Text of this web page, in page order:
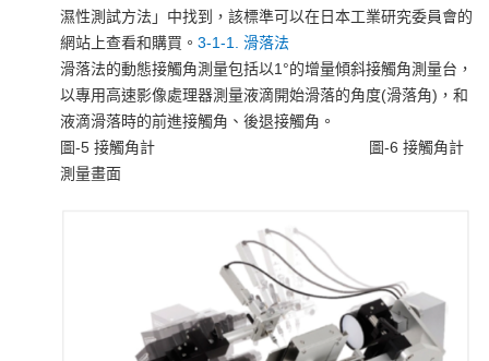
濕性測試方法」中找到，該標準可以在日本工業研究委員會的
網站上查看和購買。 3-1-1. 滑落法
滑落法的動態接觸角測量包括以1°的增量傾斜接觸角測量台，
以專用高速影像處理器測量液滴開始滑落的角度(滑落角)，和
液滴滑落時的前進接觸角、後退接觸角。
圖-5 接觸角計
圖-6 接觸角計
測量畫面